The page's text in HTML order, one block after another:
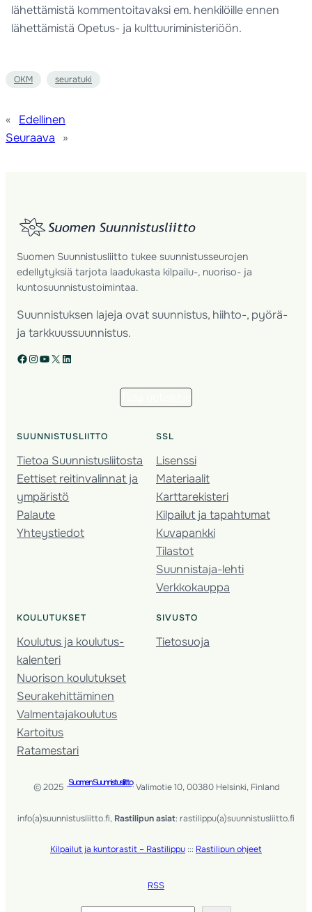
lähettämistä kommentoitavaksi em. henkilöille ennen
lähettämistä Opetus- ja kulttuuriministeriöön.
OKM seuratuki
«
Edellinen
Seuraava
»
Suomen Suunnistusliitto tukee suunnistusseurojen
edellytyksiä tarjota laadukasta kilpailu-, nuoriso- ja
kuntosuunnistustoimintaa.
Suunnistuksen lajeja ovat suunnistus, hiihto-, pyörä-
ja tarkkuussuunnistus.
Facebook Instagram YouTube X LinkedIn
SUUNNISTUSLIITTO
Tietoa Suunnistusliitosta
Eettiset reitinvalinnat ja
ympäristö
Palaute
Yhteystiedot
SSL
Lisenssi
Materiaalit
Karttarekisteri
Kilpailut ja tapahtumat
Kuvapankki
Tilastot
Suunnistaja-lehti
Verkkokauppa
KOULUTUKSET
Koulutus ja koulutus­
kalenteri
Nuorison koulutukset
Seura­kehittäminen
Valmentaja­koulutus
Kartoitus
Ratamestari
SIVUSTO
Tietosuoja
© 2025 ·Suomen Suunnistusliitto· Valimotie 10, 00380 Helsinki, Finland
info(a)suunnistusliitto.fi, Rastilipun asiat: rastilippu(a)suunnistusliitto.fi
Kilpailut ja kuntorastit – Rastilippu ::: Rastilipun ohjeet
RSS